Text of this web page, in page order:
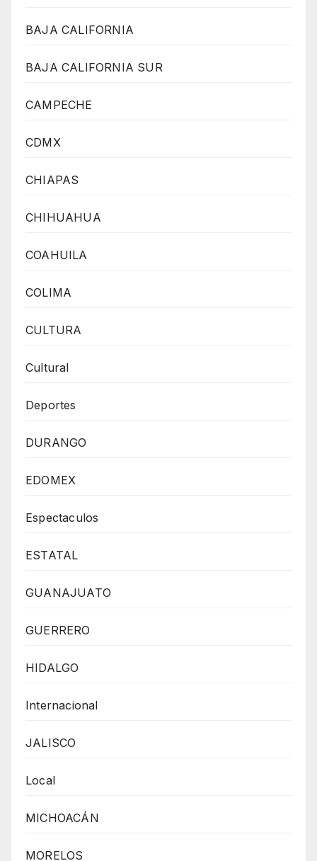
BAJA CALIFORNIA
BAJA CALIFORNIA SUR
CAMPECHE
CDMX
CHIAPAS
CHIHUAHUA
COAHUILA
COLIMA
CULTURA
Cultural
Deportes
DURANGO
EDOMEX
Espectaculos
ESTATAL
GUANAJUATO
GUERRERO
HIDALGO
Internacional
JALISCO
Local
MICHOACÁN
MORELOS